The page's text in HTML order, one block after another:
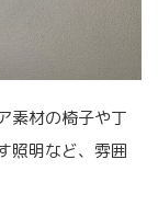
素材の椅子や丁
照明など、雰囲